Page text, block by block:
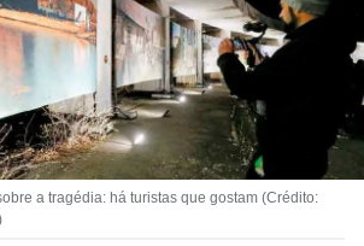
a tragédia: há turistas que gostam (Crédito: